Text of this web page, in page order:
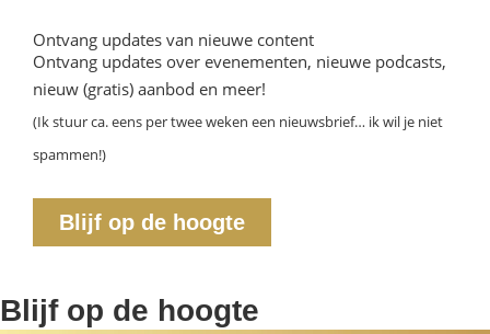
Ontvang updates van nieuwe content
Ontvang updates over evenementen, nieuwe podcasts,
nieuw (gratis) aanbod en meer!
(Ik stuur ca. eens per twee weken een nieuwsbrief… ik wil je niet
spammen!)
Blijf op de hoogte
Blijf op de hoogte